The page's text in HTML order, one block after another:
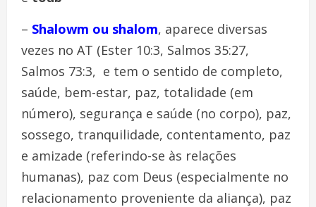
– Shalowm ou shalom, aparece diversas
vezes no AT (Ester 10:3, Salmos 35:27,
Salmos 73:3, e tem o sentido de completo,
saúde, bem-estar, paz, totalidade (em
número), segurança e saúde (no corpo), paz,
sossego, tranquilidade, contentamento, paz
e amizade (referindo-se às relações
humanas), paz com Deus (especialmente no
relacionamento proveniente da aliança), paz